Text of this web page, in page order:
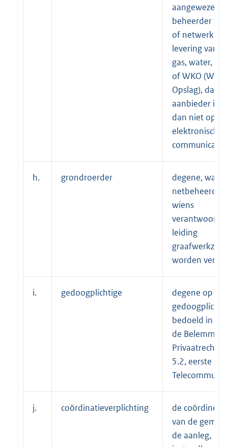
aangewezen
beheerder
of netwerk
levering van
gas, water,
of WKO
Opslag), dan
aanbieder is
dan niet
elektronisch
h. grondroerder
degene,
wiens
leiding
worden
i. gedoogplichtige
degene op
gedoogplicht
bedoeld in
de
Privaatrecht
5.2, eerste lid,
j. coördinatieverplichting
de
van de
de aanleg,